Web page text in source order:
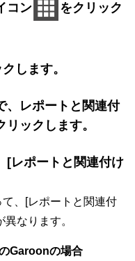
コン
をクリック
します。
、レポートと関連付
ックします。
[レポートと関連付け
、[レポートと関連付
なります。
Garoonの場合